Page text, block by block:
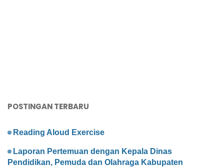
POSTINGAN TERBARU
Reading Aloud Exercise
Laporan Pertemuan dengan Kepala Dinas
Pendidikan, Pemuda dan Olahraga Kabupaten